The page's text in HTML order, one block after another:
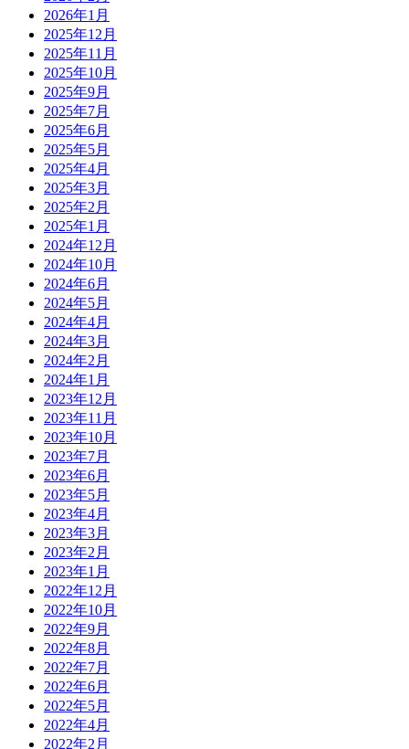
2026年1月
2025年12月
2025年11月
2025年10月
2025年9月
2025年7月
2025年6月
2025年5月
2025年4月
2025年3月
2025年2月
2025年1月
2024年12月
2024年10月
2024年6月
2024年5月
2024年4月
2024年3月
2024年2月
2024年1月
2023年12月
2023年11月
2023年10月
2023年7月
2023年6月
2023年5月
2023年4月
2023年3月
2023年2月
2023年1月
2022年12月
2022年10月
2022年9月
2022年8月
2022年7月
2022年6月
2022年5月
2022年4月
2022年2月